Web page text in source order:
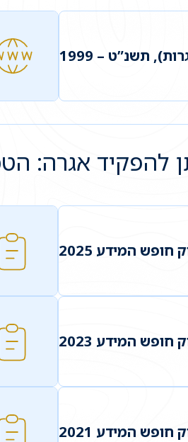
תשנ”ט – 1999
המידע 2025
המידע 2023
המידע 2021